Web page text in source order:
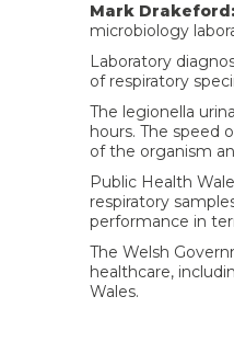
Mark Drakeford:
microbiology
Laboratory
of respiratory
The legionella
hours. The speed
of the organism
Public Health
respiratory
performance in
The Welsh
healthcare,
Wales.